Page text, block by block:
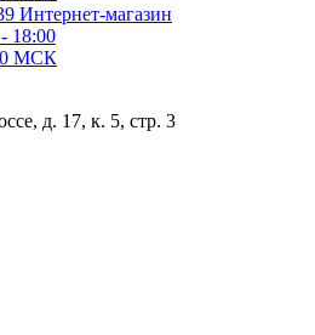
Интернет-магазин
18:00
МСК
д. 17, к. 5, стр. 3